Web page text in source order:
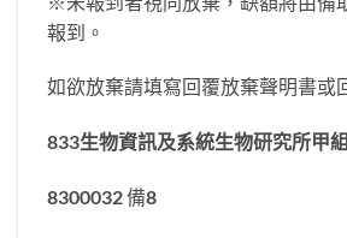
報到。
如欲放棄請填寫回覆放棄聲明書或
833生物資訊及系統生物研究所甲組
8300032 備8